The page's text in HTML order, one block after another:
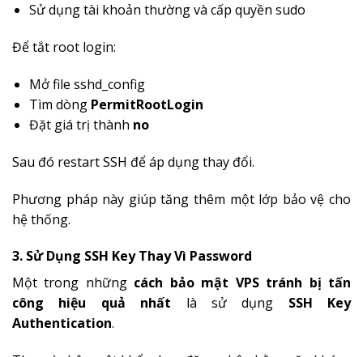
Sử dụng tài khoản thường và cấp quyền sudo
Để tắt root login:
Mở file sshd_config
Tìm dòng PermitRootLogin
Đặt giá trị thành no
Sau đó restart SSH để áp dụng thay đổi.
Phương pháp này giúp tăng thêm một lớp bảo vệ cho
hệ thống.
3. Sử Dụng SSH Key Thay Vì Password
Một trong những cách bảo mật VPS tránh bị tấn
công hiệu quả nhất là sử dụng SSH Key
Authentication.